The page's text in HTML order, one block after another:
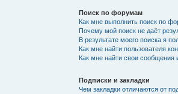
Поиск по форумам
Как мне выполнить поиск по
Почему мой поиск не даёт
В результате моего поиска я
Как мне найти пользователя
Как мне найти свои
Подписки и закладки
Чем закладки отличаются от